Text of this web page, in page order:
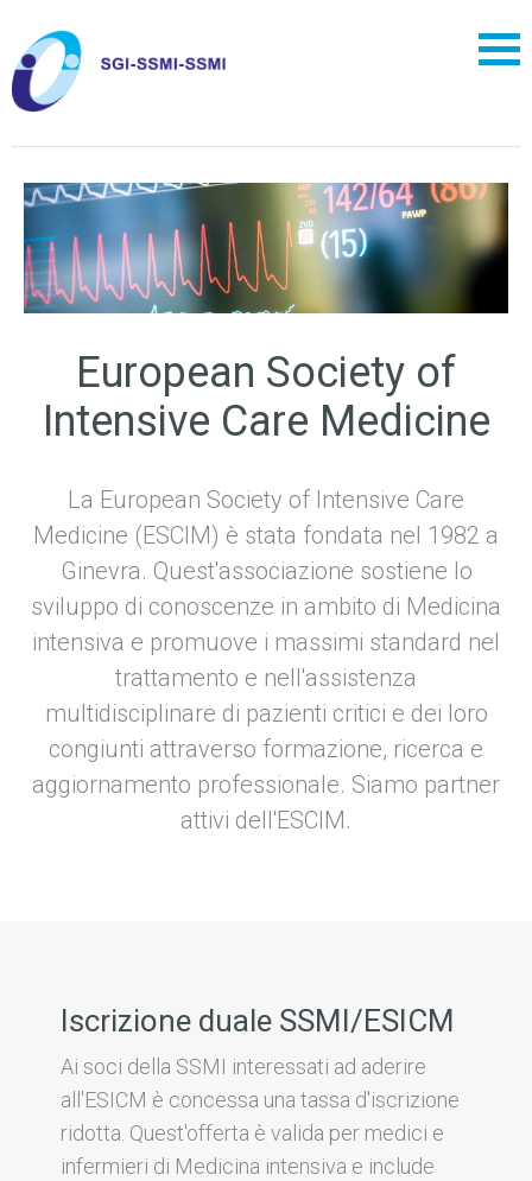
European Society of
Intensive Care Medicine
La European Society of Intensive Care
Medicine (ESCIM) è stata fondata nel 1982 a
Ginevra. Quest'associazione sostiene lo
sviluppo di conoscenze in ambito di Medicina
intensiva e promuove i massimi standard nel
trattamento e nell'assistenza
multidisciplinare di pazienti critici e dei loro
congiunti attraverso formazione, ricerca e
aggiornamento professionale. Siamo partner
attivi dell'ESCIM.
Iscrizione duale SSMI/ESICM
Ai soci della SSMI interessati ad aderire
all'ESICM è concessa una tassa d'iscrizione
ridotta. Quest'offerta è valida per medici e
infermieri di Medicina intensiva e include